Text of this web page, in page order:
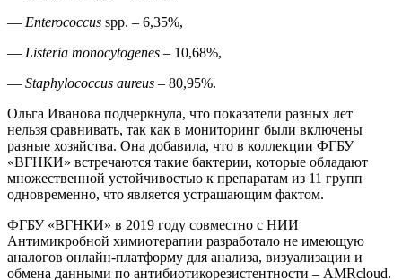
— Enterococcus spp. – 6,35%,
— Listeria monocytogenes – 10,68%,
— Staphylococcus аureus – 80,95%.
Ольга Иванова подчеркнула, что показатели разных лет
нельзя сравнивать, так как в мониторинг были включены
разные хозяйства. Она добавила, что в коллекции ФГБУ
«ВГНКИ» встречаются такие бактерии, которые обладают
множественной устойчивостью к препаратам из 11 групп
одновременно, что является устрашающим фактом.
ФГБУ «ВГНКИ» в 2019 году совместно с НИИ
Антимикробной химиотерапии разработало не имеющую
аналогов онлайн-платформу для анализа, визуализации и
обмена данными по антибиотикорезистентности – AMRcloud.